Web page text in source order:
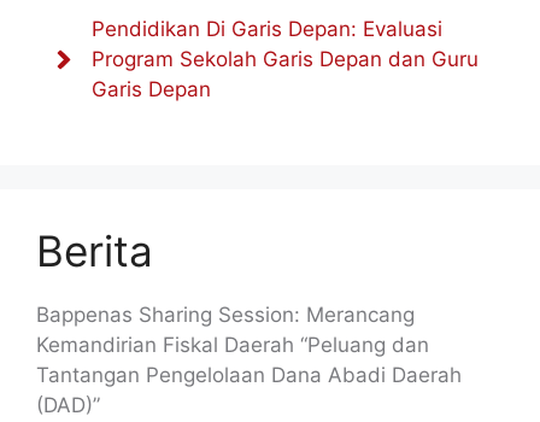
Pendidikan Di Garis Depan: Evaluasi
Program Sekolah Garis Depan dan Guru
Garis Depan
Berita
Bappenas Sharing Session: Merancang
Kemandirian Fiskal Daerah “Peluang dan
Tantangan Pengelolaan Dana Abadi Daerah
(DAD)”